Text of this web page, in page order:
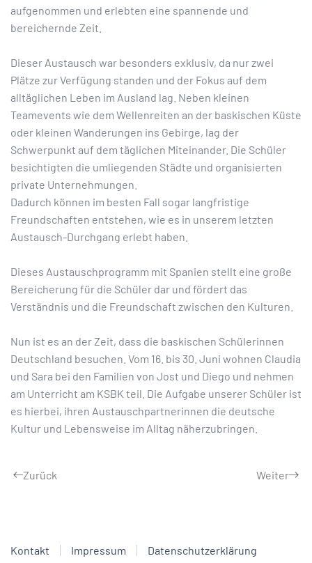
aufgenommen und erlebten eine spannende und
bereichernde Zeit.
Dieser Austausch war besonders exklusiv, da nur zwei
Plätze zur Verfügung standen und der Fokus auf dem
alltäglichen Leben im Ausland lag. Neben kleinen
Teamevents wie dem Wellenreiten an der baskischen Küste
oder kleinen Wanderungen ins Gebirge, lag der
Schwerpunkt auf dem täglichen Miteinander. Die Schüler
besichtigten die umliegenden Städte und organisierten
private Unternehmungen.
Dadurch können im besten Fall sogar langfristige
Freundschaften entstehen, wie es in unserem letzten
Austausch-Durchgang erlebt haben.
Dieses Austauschprogramm mit Spanien stellt eine große
Bereicherung für die Schüler dar und fördert das
Verständnis und die Freundschaft zwischen den Kulturen.
Nun ist es an der Zeit, dass die baskischen Schülerinnen
Deutschland besuchen. Vom 16. bis 30. Juni wohnen Claudia
und Sara bei den Familien von Jost und Diego und nehmen
am Unterricht am KSBK teil. Die Aufgabe unserer Schüler ist
es hierbei, ihren Austauschpartnerinnen die deutsche
Kultur und Lebensweise im Alltag näherzubringen.
Zurück Weiter
Kontakt Impressum Datenschutzerklärung